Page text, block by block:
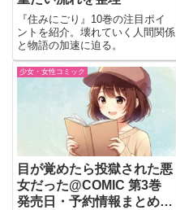
『住みにごり』10巻の注目ポイ
ントを紹介。壊れていく人間関係
と物語の加速に迫る。
少女・女性コミック
目が覚めたら投獄された悪
女だった@COMIC 第3巻
発売日・予約情報まとめ